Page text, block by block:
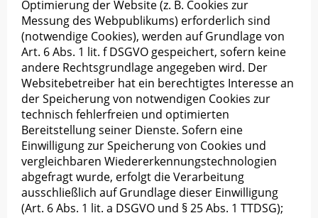
Optimierung der Website (z. B. Cookies zur
Messung des Webpublikums) erforderlich sind
(notwendige Cookies), werden auf Grundlage von
Art. 6 Abs. 1 lit. f DSGVO gespeichert, sofern keine
andere Rechtsgrundlage angegeben wird. Der
Websitebetreiber hat ein berechtigtes Interesse an
der Speicherung von notwendigen Cookies zur
technisch fehlerfreien und optimierten
Bereitstellung seiner Dienste. Sofern eine
Einwilligung zur Speicherung von Cookies und
vergleichbaren Wiedererkennungstechnologien
abgefragt wurde, erfolgt die Verarbeitung
ausschließlich auf Grundlage dieser Einwilligung
(Art. 6 Abs. 1 lit. a DSGVO und § 25 Abs. 1 TTDSG);